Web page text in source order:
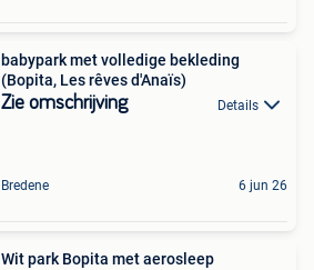
babypark met volledige bekleding
(Bopita, Les rêves d'Anaïs)
Zie omschrijving Details
Bredene 6 jun 26
Wit park Bopita met aerosleep